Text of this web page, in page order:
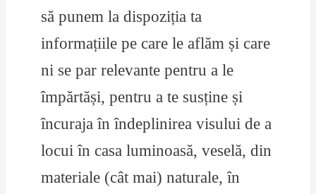
să punem la dispoziția ta
informațiile pe care le aflăm și care
ni se par relevante pentru a le
împărtăși, pentru a te susține și
încuraja în îndeplinirea visului de a
locui în casa luminoasă, veselă, din
materiale (cât mai) naturale, în